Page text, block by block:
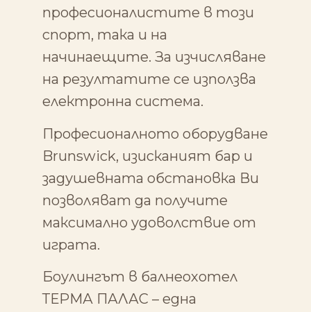
професионалистите в този
спорт, така и на
начинаещите. За изчисляване
на резултатите се използва
електронна система.
Професионалното оборудване
Brunswick, изисканият бар и
задушевната обстановка Ви
позволяват да получите
максимално удоволствие от
играта.
Боулингът в балнеохотел
ТЕРМА ПАЛАС – една